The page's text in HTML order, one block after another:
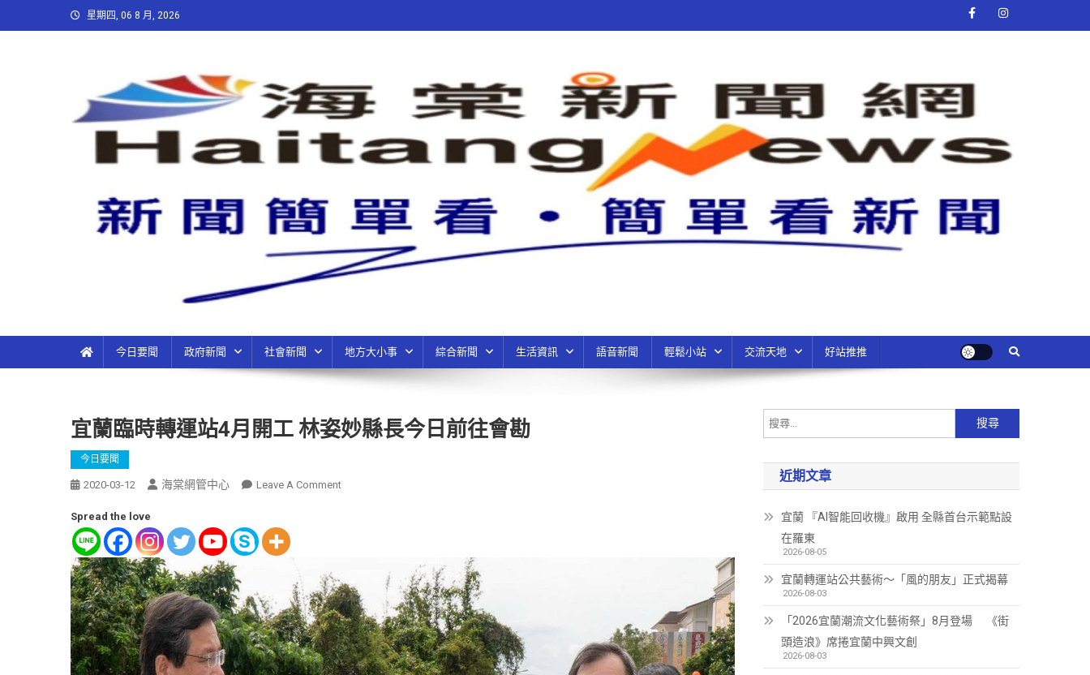
星期四, 06 8 月, 2026
今日要聞 政府新聞 社會新聞 地方大小事 綜合新聞 生活資訊 語音新聞 輕鬆小站 交流天地 好站推推
宜蘭臨時轉運站4月開工 林姿妙縣長今日前往會勘
今日要聞
2020-03-12 海棠網管中心 Leave A Comment
Spread the love
近期文章
宜蘭 『AI智能回收機』啟用 全縣首台示範點設
在羅東
2026-08-05
宜蘭轉運站公共藝術～「風的朋友」正式揭幕
2026-08-03
「2026宜蘭潮流文化藝術祭」8月登場 《街
頭造浪》席捲宜蘭中興文創
2026-08-03